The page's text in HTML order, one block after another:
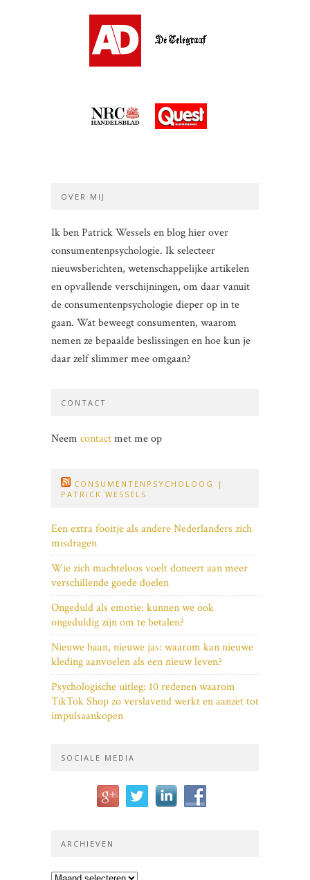
OVER MIJ
Ik ben Patrick Wessels en blog hier over
consumentenpsychologie. Ik selecteer
nieuwsberichten, wetenschappelijke artikelen
en opvallende verschijningen, om daar vanuit
de consumentenpsychologie dieper op in te
gaan. Wat beweegt consumenten, waarom
nemen ze bepaalde beslissingen en hoe kun je
daar zelf slimmer mee omgaan?
CONTACT
Neem contactmet me op
CONSUMENTENPSYCHOLOOG |
PATRICK WESSELS
Een extra fooitje als andere Nederlanders zich
misdragen
Wie zich machteloos voelt doneert aan meer
verschillende goede doelen
Ongeduld als emotie: kunnen we ook
ongeduldig zijn om te betalen?
Nieuwe baan, nieuwe jas: waarom kan nieuwe
kleding aanvoelen als een nieuw leven?
Psychologische uitleg: 10 redenen waarom
TikTok Shop zo verslavend werkt en aanzet tot
impulsaankopen
SOCIALE MEDIA
ARCHIEVEN